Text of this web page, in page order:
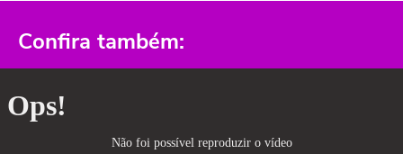
Confira também: